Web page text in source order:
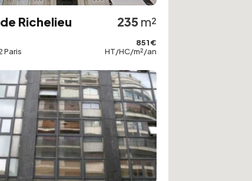
Richelieu
Paris
235 m²
851 €
HT/HC/m²/an